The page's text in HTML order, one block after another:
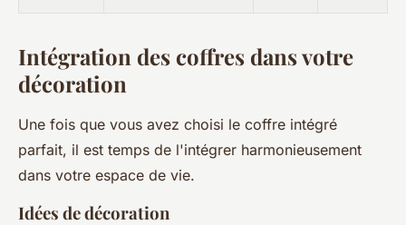
Intégration des coffres dans votre
décoration
Une fois que vous avez choisi le coffre intégré
parfait, il est temps de l'intégrer harmonieusement
dans votre espace de vie.
Idées de décoration